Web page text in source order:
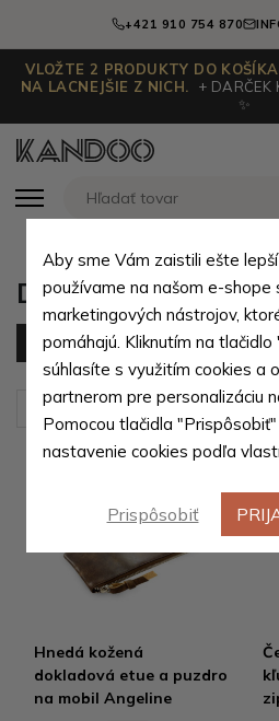
+421 910 754 870
VLOŽTE 2 PRODUKTY DO
NA LACNEJŠIE Z NICH.
+ DARČEK
✨
Dámské etue
Filter (41 produktov)
Zoradiť podľa: Predvolené
Hnedá kožená
dokladová etue a puzdro
na mobil Angeline
Aby sme Vám zaistili ešte
používame na našom e-shope
marketingových nástrojov,
pomáhajú. Kliknutím na
súhlasíte s využitím cookies a
partnerom pre personalizáciu
Pomocou tlačidla
nastavenie cookies podľa
Prispôsobiť